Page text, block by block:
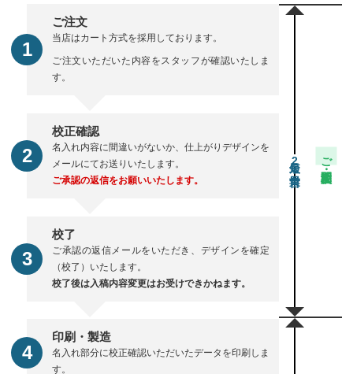
ご注文
当店はカート方式を採用しております。
ご注文いただいた内容をスタッフが確認いたしま
す。
校正確認
名入れ内容に間違いがないか、仕上がりデザインを
メールにてお送りいたします。
ご承認の返信をお願いいたします。
校了
ご承認の返信メールをいただき、デザインを確定
（校了）いたします。
校了後は入稿内容変更はお受けできかねます。
2 ご注文・校正期間
印刷・製造
名入れ部分に校正確認いただいたデータを印刷しま
す。